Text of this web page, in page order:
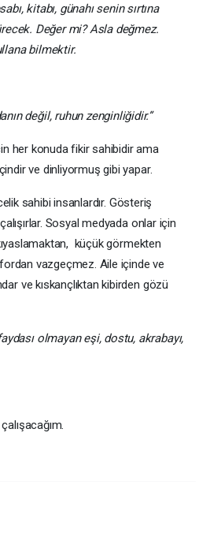
kitabı, günahı senin sırtına
Değer mi? Asla değmez.
bilmektir.
değil, ruhun zenginliğidir.”
her konuda fikir sahibidir ama
ve dinliyormuş gibi yapar.
sahibi insanlardır. Gösteriş
Sosyal medyada onlar için
küçük görmekten
vazgeçmez. Aile içinde ve
ve kıskançlıktan kibirden gözü
olmayan eşi, dostu, akrabayı,